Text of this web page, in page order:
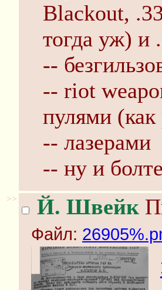
Blackout,
тогда уж) и
--
-- riot
пулями (как
-- лазерами
-- ну и
>> Й. Швейк
Файл: